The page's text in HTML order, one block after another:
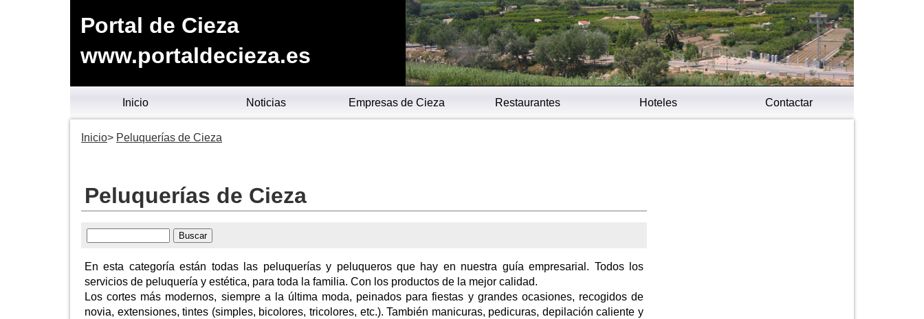
Portal de Cieza
www.portaldecieza.es
Inicio Noticias Empresas de Cieza Restaurantes Hoteles Contactar
Inicio Peluquerías de Cieza
Peluquerías de Cieza
En esta categoría están todas las peluquerías y peluqueros que hay en nuestra guía empresarial. Todos los
servicios de peluquería y estética, para toda la familia. Con los productos de la mejor calidad.
Los cortes más modernos, siempre a la última moda, peinados para fiestas y grandes ocasiones, recogidos de
novia, extensiones, tintes (simples, bicolores, tricolores, etc.). También manicuras, pedicuras, depilación caliente y